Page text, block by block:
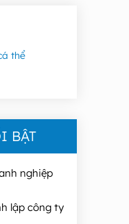
thể
BẬT
nghiệp
lập công ty